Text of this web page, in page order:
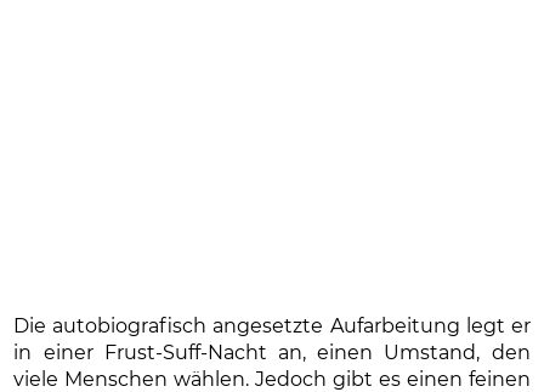
Die autobiografisch angesetzte Aufarbeitung legt er
in einer Frust-Suff-Nacht an, einen Umstand, den
viele Menschen wählen. Jedoch gibt es einen feinen